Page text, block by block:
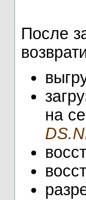
После
на